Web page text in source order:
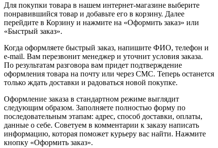
Для покупки товара в нашем интернет-магазине выберите
понравившийся товар и добавьте его в корзину. Далее
перейдите в Корзину и нажмите на «Оформить заказ» или
«Быстрый заказ».
Когда оформляете быстрый заказ, напишите ФИО, телефон и
e-mail. Вам перезвонит менеджер и уточнит условия заказа.
По результатам разговора вам придет подтверждение
оформления товара на почту или через СМС. Теперь останется
только ждать доставки и радоваться новой покупке.
Оформление заказа в стандартном режиме выглядит
следующим образом. Заполняете полностью форму по
последовательным этапам: адрес, способ доставки, оплаты,
данные о себе. Советуем в комментарии к заказу написать
информацию, которая поможет курьеру вас найти. Нажмите
кнопку «Оформить заказ».